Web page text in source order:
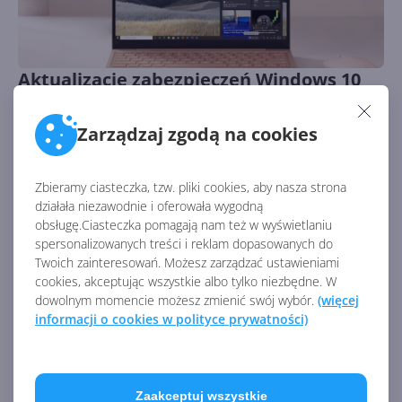
Zarządzaj zgodą na cookies
Zbieramy ciasteczka, tzw. pliki cookies, aby nasza strona
działała niezawodnie i oferowała wygodną
obsługę.Ciasteczka pomagają nam też w wyświetlaniu
spersonalizowanych treści i reklam dopasowanych do
Twoich zainteresowań. Możesz zarządzać ustawieniami
cookies, akceptując wszystkie albo tylko niezbędne. W
dowolnym momencie możesz zmienić swój wybór. (więcej
informacji o cookies w polityce prywatności)
Zaakceptuj wszystkie
Aktualizacje zabezpieczeń Windows 10
Patch Tuesday
Autor:Krzysztof SulikowskiOpublikowano:14.03.2023, 20:20
Liczba odsłon:
Dziś drugi wtorek marca. Czas zatem na podsumowanie
zmian w Patch Tuesday!